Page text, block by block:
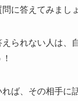
に答えてみまし
られない人は、
ば、その相手に